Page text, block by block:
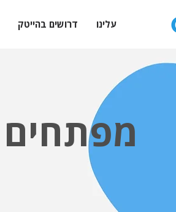
עלינו דרושים בהייטק
מפתחים